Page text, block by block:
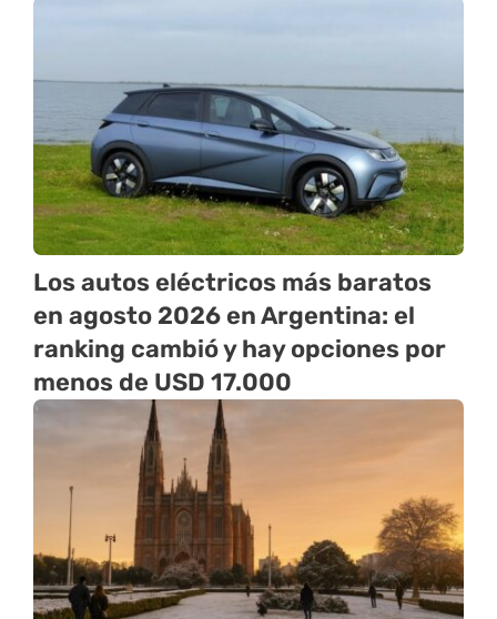
Los autos eléctricos más baratos
en agosto 2026 en Argentina: el
ranking cambió y hay opciones por
menos de USD 17.000